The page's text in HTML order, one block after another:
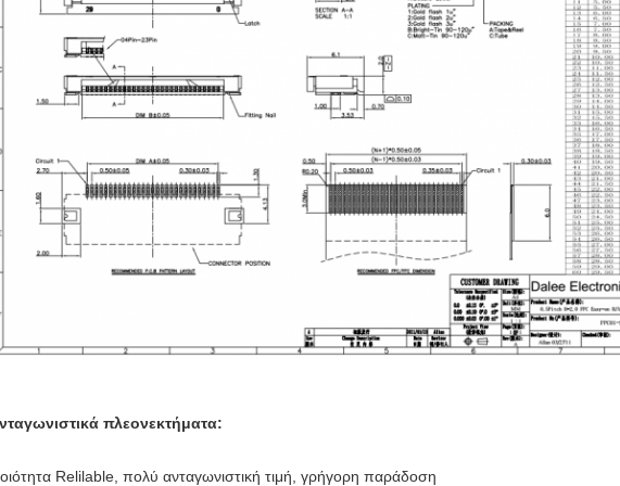
πλεονεκτήματα:
Relilable, πολύ ανταγωνιστική τιμή, γρήγορη παράδοση